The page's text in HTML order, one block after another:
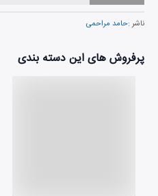
ناشر :حامد مراحمی
پرفروش های این دسته بندی